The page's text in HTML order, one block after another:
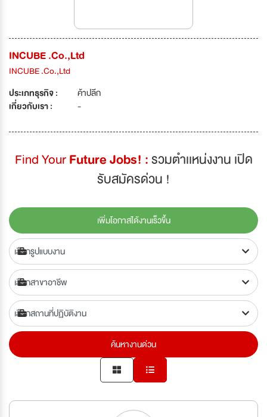
INCUBE .Co.,Ltd
INCUBE .Co.,Ltd
ประเภทธุรกิจ :
ค้าปลีก
เกี่ยวกับเรา :
-
Find YourFuture Jobs! :รวมตำเเหน่งงาน เปิด
รับสมัครด่วน !
เพิ่มโอกาสได้งานเร็วขึ้น
ค้นหางานด่วน